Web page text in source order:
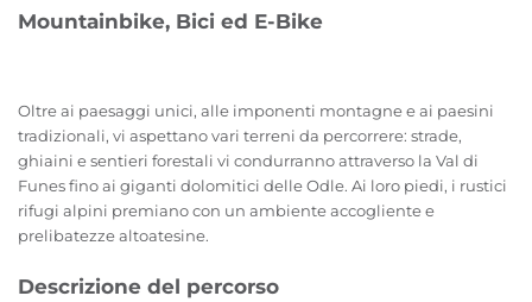
Mountainbike, Bici ed E-Bike
Oltre ai paesaggi unici, alle imponenti montagne e ai paesini
tradizionali, vi aspettano vari terreni da percorrere: strade,
ghiaini e sentieri forestali vi condurranno attraverso la Val di
Funes fino ai giganti dolomitici delle Odle. Ai loro piedi, i rustici
rifugi alpini premiano con un ambiente accogliente e
prelibatezze altoatesine.
Descrizione del percorso